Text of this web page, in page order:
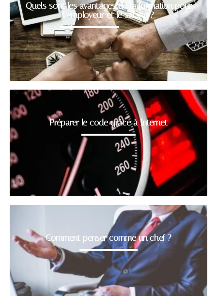
Quels sont les avantages de la formation pour
l’employeur et le salarié ?
Préparer le code grâce à Internet
Comment penser comme un chef ?